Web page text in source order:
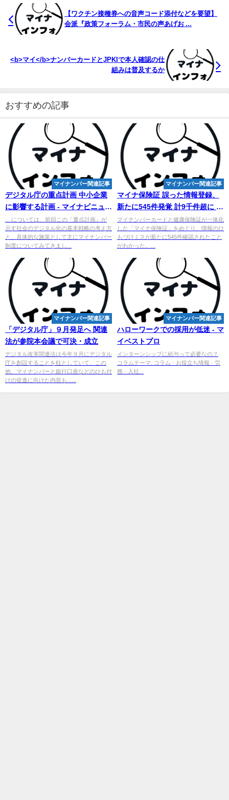
【ワクチン接種券への音声コード添付などを要望】
会派『政策フォーラム・市民の声あげお ...
<b>マイ</b>ナンバーカードとJPKIで本人確認の仕
組みは普及するか
おすすめの記事
マイナンバー関連記事
デジタル庁の重点計画 中小企業
に影響する計画 - マイナビニュー
ス
... については、前回この「重点計画」が
示す社会のデジタル化の基本戦略の考え方
と、具体的な施策として主にマイナンバー
制度についてみてきまし...
マイナンバー関連記事
マイナ保険証 誤った情報登録、
新たに545件発覚 計9千件超に -
朝日新聞デジタル
マイナンバーカードと健康保険証が一体化
した「マイナ保険証」をめぐり、情報のひ
もづけミスが新たに545件確認されたこと
がわかった。...
マイナンバー関連記事
「デジタル庁」９月発足へ 関連
法が参院本会議で可決・成立
デジタル改革関連法は今年９月にデジタル
庁を創設することを柱としていて、この
他、マイナンバーと銀行口座などのひも付
けの促進に向けた内容も......
マイナンバー関連記事
ハローワークでの採用が低迷 - マ
イベストプロ
インターンシップに給与って必要なの？
コラムテーマ. コラム · お役立ち情報 · 労
務 · 入社...